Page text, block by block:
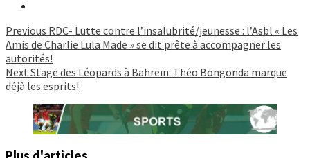
Continue
Reading
Previous RDC- Lutte contre l’insalubrité/jeunesse : l’Asbl « Les
Amis de Charlie Lula Made » se dit prête à accompagner les
autorités!
Next Stage des Léopards à Bahreïn: Théo Bongonda marque
déjà les esprits!